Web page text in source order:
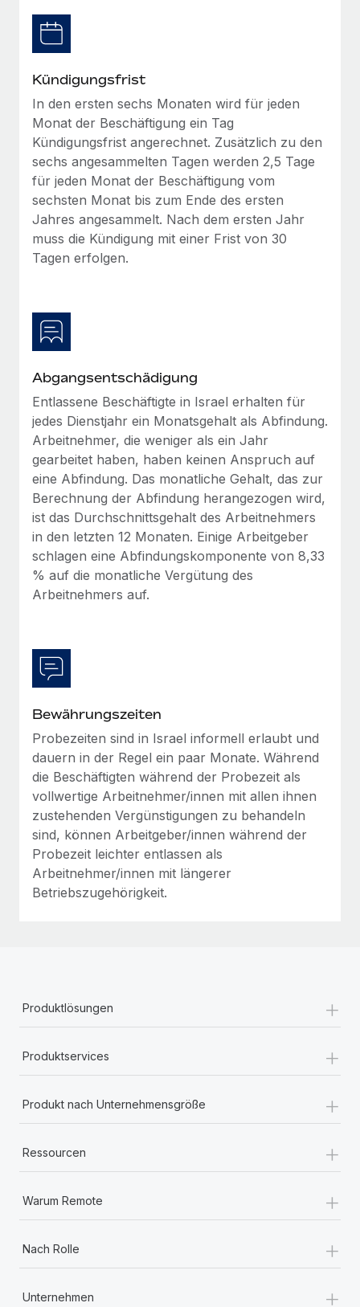
aller Größen dabei unterstützen, die beste...
Mehr erfahren
Wie Phiture 55 Mitarbeiter:innen in 19 Ländern
mit Remote verwaltet
Phiture ist der unumstrittene Marktführer im Bereich der
Wachstumsberatung für mobile Apps. Das...
Mehr erfahren
Kündigungsfrist
In den ersten sechs Monaten wird für jeden
Monat der Beschäftigung ein Tag
Kündigungsfrist angerechnet. Zusätzlich zu den
sechs angesammelten Tagen werden 2,5 Tage
für jeden Monat der Beschäftigung vom
sechsten Monat bis zum Ende des ersten
Jahres angesammelt. Nach dem ersten Jahr
muss die Kündigung mit einer Frist von 30
Tagen erfolgen.
Abgangsentschädigung
Entlassene Beschäftigte in Israel erhalten für
jedes Dienstjahr ein Monatsgehalt als Abfindung.
Arbeitnehmer, die weniger als ein Jahr
gearbeitet haben, haben keinen Anspruch auf
eine Abfindung. Das monatliche Gehalt, das zur
Berechnung der Abfindung herangezogen wird,
ist das Durchschnittsgehalt des Arbeitnehmers
in den letzten 12 Monaten. Einige Arbeitgeber
schlagen eine Abfindungskomponente von 8,33
% auf die monatliche Vergütung des
Arbeitnehmers auf.
Bewährungszeiten
Probezeiten sind in Israel informell erlaubt und
dauern in der Regel ein paar Monate. Während
die Beschäftigten während der Probezeit als
vollwertige Arbeitnehmer/innen mit allen ihnen
zustehenden Vergünstigungen zu behandeln
sind, können Arbeitgeber/innen während der
Probezeit leichter entlassen als
Arbeitnehmer/innen mit längerer
Betriebszugehörigkeit.
Produktlösungen +
Produktservices +
Produkt nach Unternehmensgröße +
Ressourcen +
Warum Remote +
Nach Rolle +
Unternehmen +